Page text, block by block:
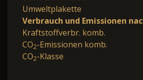
Umweltplakette
Verbrauch und Emissionen
Kraftstoffverbr. komb.
CO2-Emissionen komb.
CO2-Klasse